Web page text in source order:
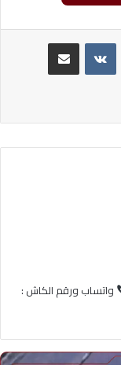
مشاركة عبر البريد
واتساب ورقم الكاش :